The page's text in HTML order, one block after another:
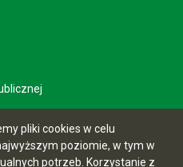
pliki cookies w celu
poziomie, w tym w
potrzeb. Korzystanie z